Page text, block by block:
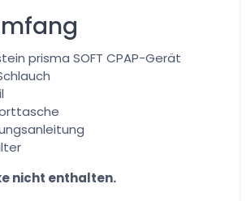
prisma SOFT CPAP-Gerät
nicht enthalten.